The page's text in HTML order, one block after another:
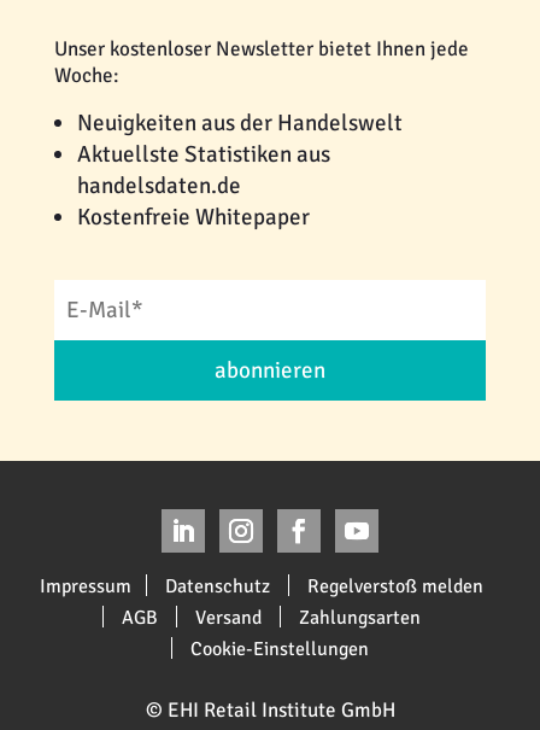
Unser kostenloser Newsletter bietet Ihnen jede
Woche:
Neuigkeiten aus der Handelswelt
Aktuellste Statistiken aus
handelsdaten.de
Kostenfreie Whitepaper
abonnieren
Impressum Datenschutz
Regelverstoß melden
AGB
Versand
Zahlungsarten
Cookie-Einstellungen
© EHI Retail Institute GmbH